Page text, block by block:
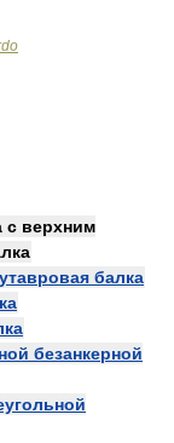
с верхним
балка
безанкерной